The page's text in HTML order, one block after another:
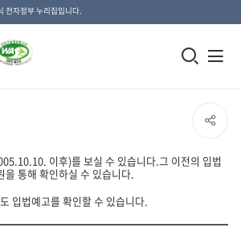
전자정부 누리집입니다.
모
색
이후)를 보실 수 있습니다.그 이전의 입법
을 통해 확인하실 수 있습니다.
SNS
공
열
입법예고를 확인할 수 있습니다.